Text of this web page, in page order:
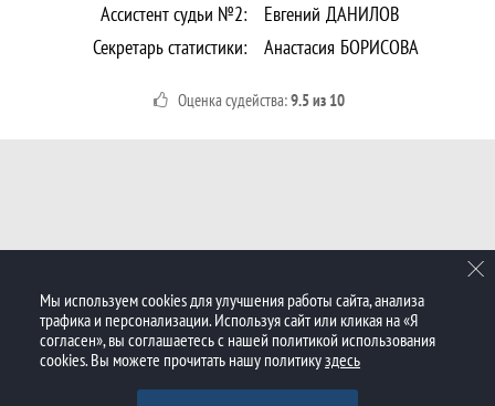
Ассистент судьи №2:
Евгений ДАНИЛОВ
Секретарь статистики:
Анастасия БОРИСОВА
Оценка судейства:9.5 из 10
Мы используем cookies для улучшения работы сайта, анализа
трафика и персонализации. Используя сайт или кликая на «Я
согласен», вы соглашаетесь с нашей политикой использования
cookies. Вы можете прочитать нашу политикуздесь